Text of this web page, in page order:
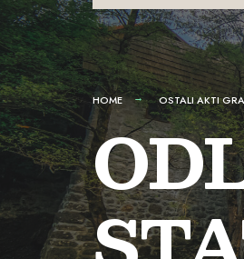
HOME OSTALI AKTI